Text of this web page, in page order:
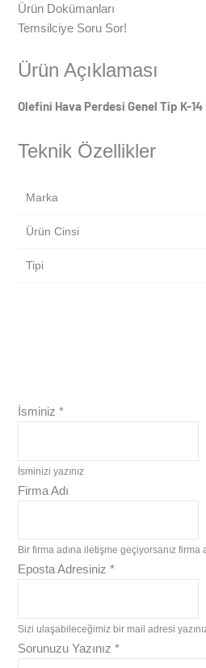
Ürün Dokümanları
Temsilciye Soru Sor!
Ürün Açıklaması
Olefini Hava Perdesi Genel Tip K-14
Teknik Özellikler
Marka
Ürün Cinsi
Tipi
İsminiz *
İsminizi yazınız
Firma Adı
Bir firma adına iletişme geçiyorsanız firma
Eposta Adresiniz *
Sizi ulaşabileceğimiz bir mail adresi
Sorunuzu Yazınız *